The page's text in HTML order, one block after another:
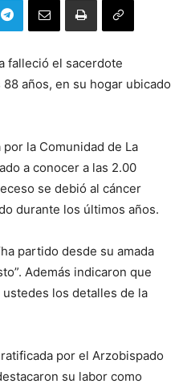
falleció el sacerdote
años, en su hogar ubicado
la Comunidad de La
a conocer a las 2.00
se debió al cáncer
durante los últimos años.
partido desde su amada
Además indicaron que
los detalles de la
por el Arzobispado
su labor como